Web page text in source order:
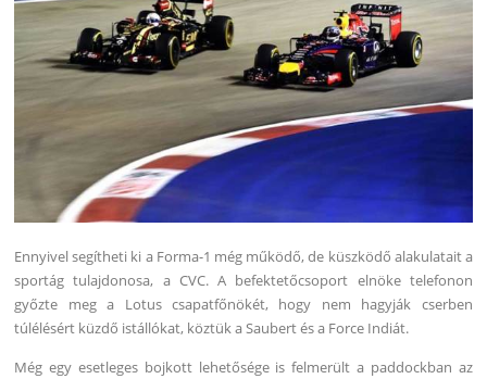
Ennyivel segítheti ki a Forma-1 még működő, de küszködő alakulatait a
sportág tulajdonosa, a CVC. A befektetőcsoport elnöke telefonon
győzte meg a Lotus csapatfőnökét, hogy nem hagyják cserben
túlélésért küzdő istállókat, köztük a Saubert és a Force Indiát.
Még egy esetleges bojkott lehetősége is felmerült a paddockban az